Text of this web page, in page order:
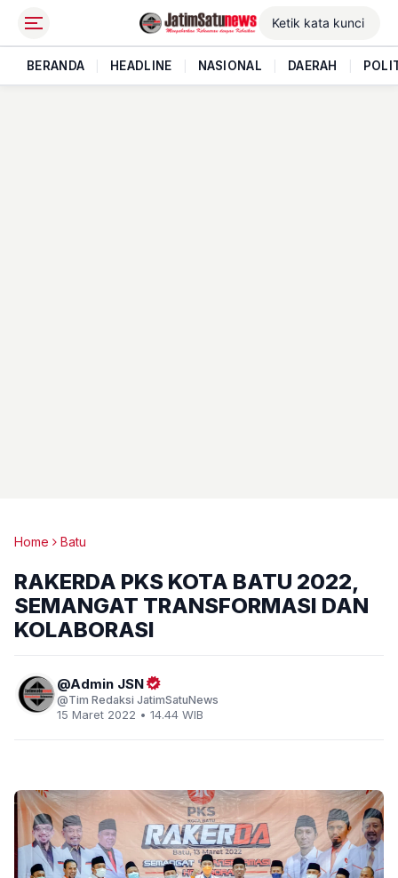
BERANDA HEADLINE NASIONAL DAERAH
Home Batu
RAKERDA PKS KOTA BATU 2022,
SEMANGAT TRANSFORMASI DAN
KOLABORASI
Admin JSN
Tim Redaksi JatimSatuNews
15 Maret 2022 • 14.44 WIB